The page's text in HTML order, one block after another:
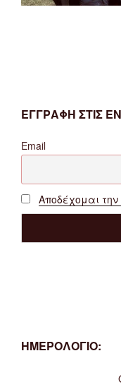
ΕΓΓΡΑΦΗ ΣΤΙΣ
Email
Αποδέχομαι την
ΗΜΕΡΟΛΟΓΙΟ: